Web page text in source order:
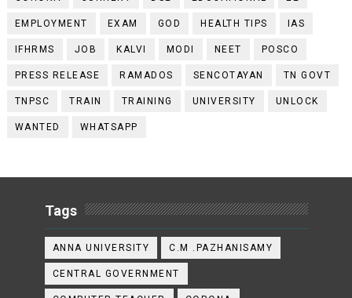
EMPLOYMENT EXAM GOD HEALTH TIPS IAS
IFHRMS JOB KALVI MODI NEET POSCO
PRESS RELEASE RAMADOS SENCOTAYAN TN GOVT
TNPSC TRAIN TRAINING UNIVERSITY UNLOCK
WANTED WHATSAPP
Tags
ANNA UNIVERSITY C.M .PAZHANISAMY
CENTRAL GOVERNMENT